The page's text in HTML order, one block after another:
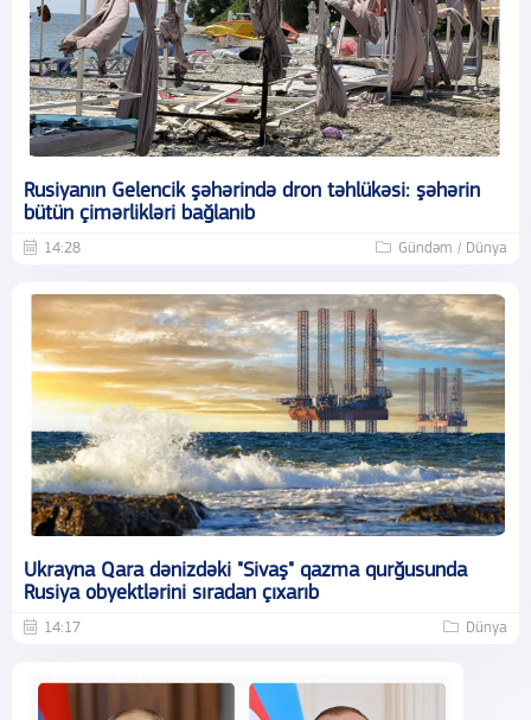
Rusiyanın Gelencik şəhərində dron təhlükəsi: şəhərin
bütün çimərlikləri bağlanıb
14:28 Gündəm / Dünya
Ukrayna Qara dənizdəki "Sivaş" qazma qurğusunda
Rusiya obyektlərini sıradan çıxarıb
14:17 Dünya